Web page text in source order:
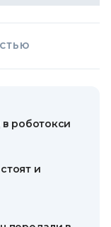
в роботокси
и